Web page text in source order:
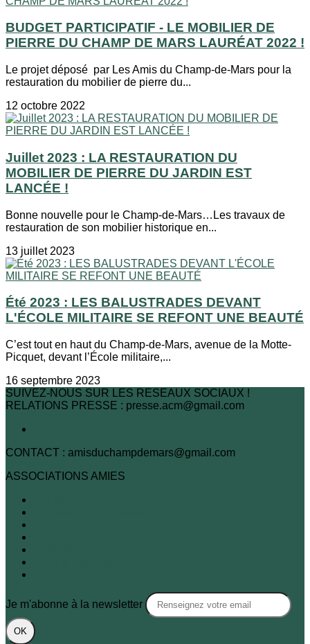
BUDGET PARTICIPATIF - LE MOBILIER DE
PIERRE DU CHAMP DE MARS LAURÉAT 2022 !
Le projet déposé par Les Amis du Champ-de-Mars pour la
restauration du mobilier de pierre du...
12 octobre 2022
Juillet 2023 : LA RESTAURATION DU
MOBILIER DE PIERRE DU JARDIN EST
LANCÉE !
Bonne nouvelle pour le Champ-de-Mars…Les travaux de
restauration de son mobilier historique en...
13 juillet 2023
Été 2023 : LES BALUSTRADES DEVANT
L'ÉCOLE MILITAIRE SE REFONT UNE BEAUTÉ
C’est tout en haut du Champ-de-Mars, avenue de la Motte-
Picquet, devant l’École militaire,...
16 septembre 2023
SUIVEZ-NOUS SUR LES RESEAUX SOCIAUX !
RELATIONS PRESSE : presse.acm@gmail.com
CONTACT : amisduchampdemars@gmail.com
ASSOCIATIONS AMIES
Je m'abonne à la newsletter
OK